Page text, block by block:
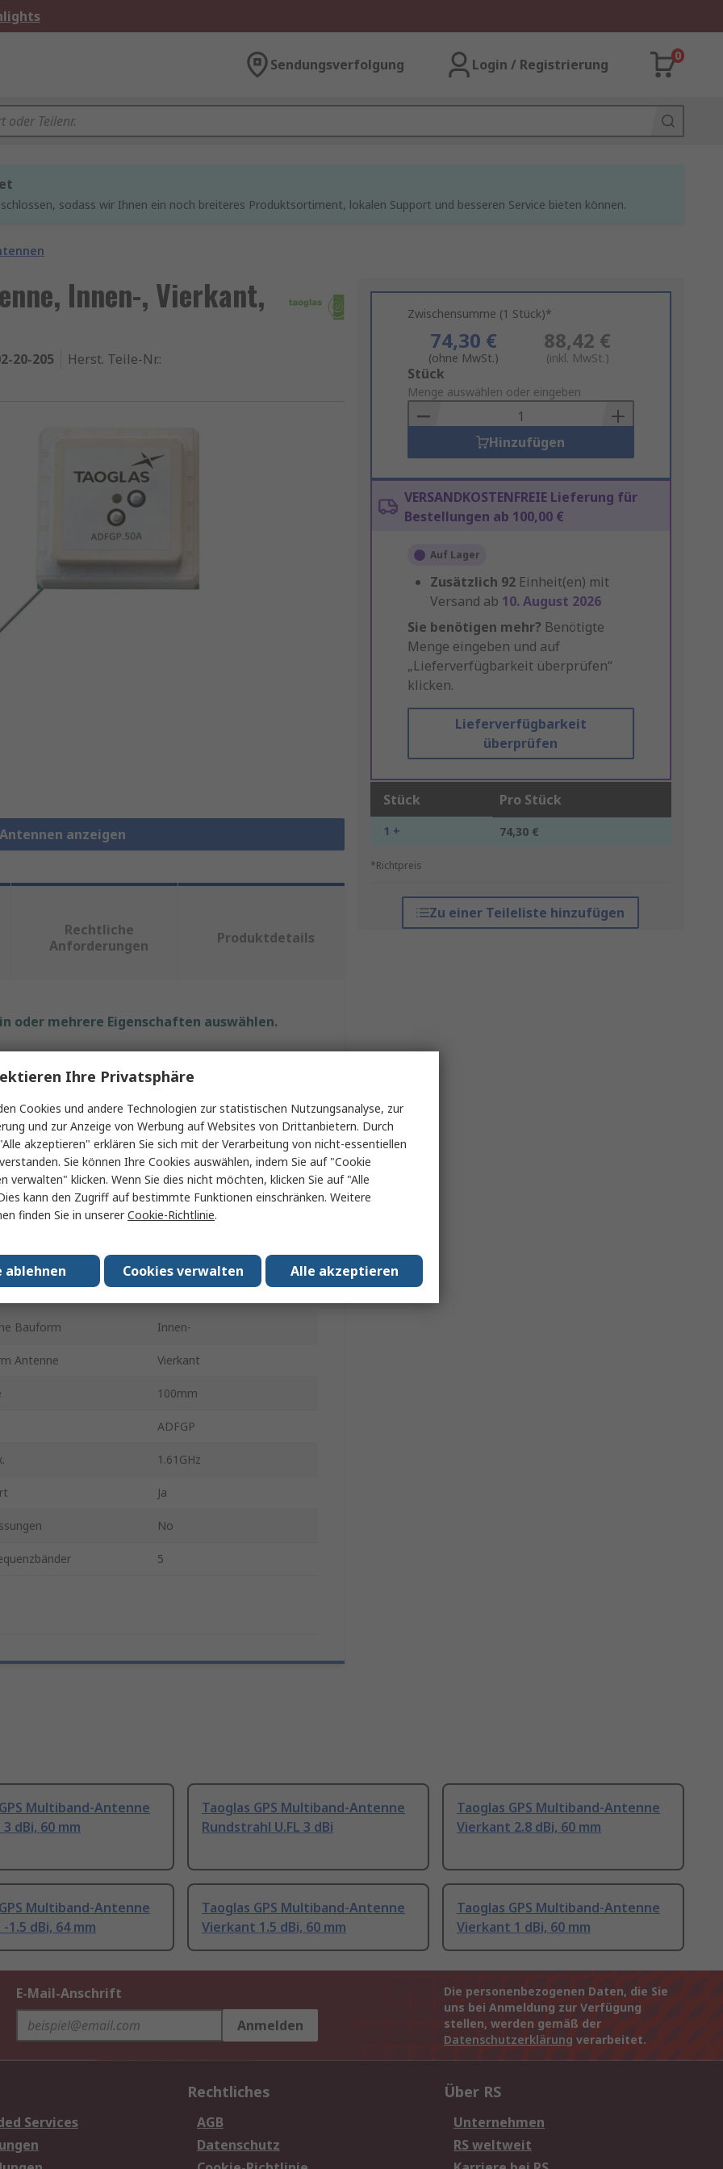
Sendungsverfolgung Login / Registrierung
0
sodass wir Ihnen ein noch breiteres Produktsortiment, lokalen Support und besseren Service bieten können.
Innen-, Vierkant,
20-205 Herst. Teile-Nr.:
anzeigen
Zwischensumme (1 Stück)*
74,30 €
(ohne MwSt.)
88,42 €
(inkl. MwSt.)
Add
to
Basket
Stück
Menge auswählen oder eingeben
Hinzufügen
VERSANDKOSTENFREIE Lieferung für
Bestellungen ab 100,00 €
Auf Lager
Zusätzlich 92 Einheit(en) mit
Versand ab 10. August 2026
Sie benötigen mehr? Benötigte
Menge eingeben und auf
„Lieferverfügbarkeit überprüfen“
klicken.
Lieferverfügbarkeit
überprüfen
Stück Pro Stück
1 + 74,30 €
*Richtpreis
Zu einer Teileliste hinzufügen
Rechtliche
Anforderungen
Produktdetails
oder mehrere Eigenschaften auswählen.
GPS
Multiband-Antenne
1.57GHz
Bauform Innen-
Antenne Vierkant
100mm
ADFGP
1.61GHz
Ja
No
5
Multiband-Antenne
dBi, 60 mm
Taoglas GPS Multiband-Antenne
Rundstrahl U.FL 3 dBi
Taoglas GPS Multiband-Antenne
Vierkant 2.8 dBi, 60 mm
Multiband-Antenne
1.5 dBi, 64 mm
Taoglas GPS Multiband-Antenne
Vierkant 1.5 dBi, 60 mm
Taoglas GPS Multiband-Antenne
Vierkant 1 dBi, 60 mm
E-Mail-Anschrift
Anmelden
Die personenbezogenen Daten, die Sie
uns bei Anmeldung zur Verfügung
stellen, werden gemäß der
Datenschutzerklärung verarbeitet.
Services
Rechtliches
AGB
Datenschutz
Über RS
Unternehmen
RS weltweit
Ihre Privatsphäre
Cookies und andere Technologien zur statistischen Nutzungsanalyse, zur
und zur Anzeige von Werbung auf Websites von Drittanbietern. Durch
akzeptieren" erklären Sie sich mit der Verarbeitung von nicht-essentiellen
Sie können Ihre Cookies auswählen, indem Sie auf "Cookie
verwalten" klicken. Wenn Sie dies nicht möchten, klicken Sie auf "Alle
kann den Zugriff auf bestimmte Funktionen einschränken. Weitere
finden Sie in unsererCookie-Richtlinie.
Alle akzeptieren
Cookies verwalten
ablehnen